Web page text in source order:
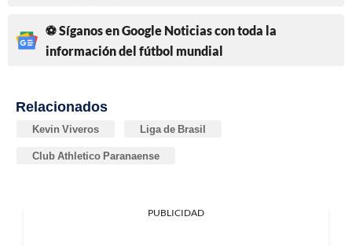
⚽ Síganos en Google Noticias con toda la
información del fútbol mundial
Relacionados
Kevin Viveros Liga de Brasil
Club Athletico Paranaense
PUBLICIDAD